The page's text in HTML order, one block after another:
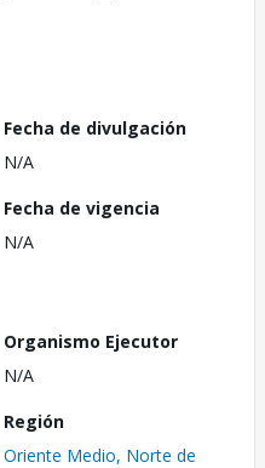
Fecha de divulgación
N/A
Fecha de vigencia
N/A
Organismo Ejecutor
N/A
Región
Oriente Medio, Norte de